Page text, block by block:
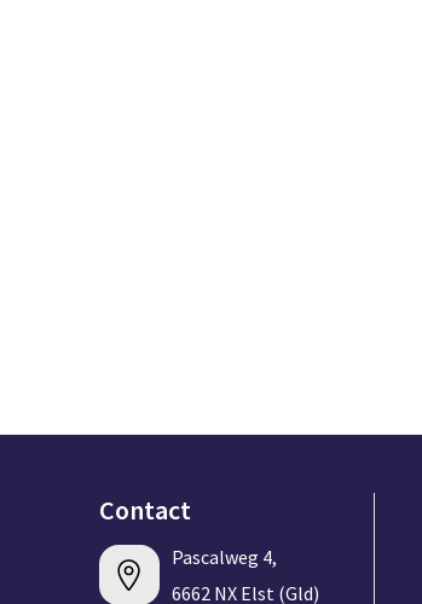
Contact
Pascalweg 4,
6662 NX Elst (Gld)